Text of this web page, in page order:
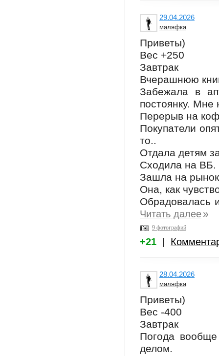
29.04.2026
маляфка
Приветы)
Вес +250
Завтрак
Вчерашнюю
Забежала в
постоянку. Мне
Перерыв на
Покупатели
то..
Отдала детям
Сходила на ВБ.
Зашла на
Она, как
Обрадовалась
Читать далее»
9 фотографий
+21
28.04.2026
маляфка
Приветы)
Вес -400
Завтрак
Погода
делом.